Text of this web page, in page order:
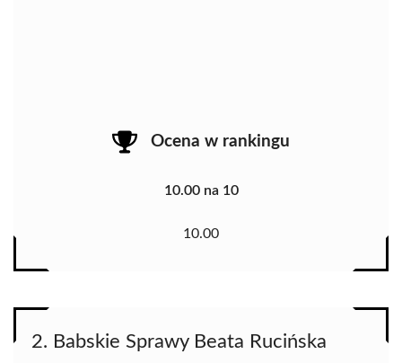
Ocena w rankingu
10.00 na 10
10.00
2. Babskie Sprawy Beata Rucińska